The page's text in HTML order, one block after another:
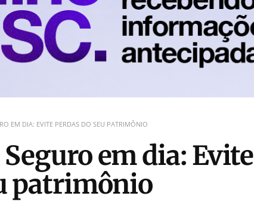
EM DIA: EVITE PERDAS DO SEU PATRIMÔNIO
em dia: Evite
patrimônio